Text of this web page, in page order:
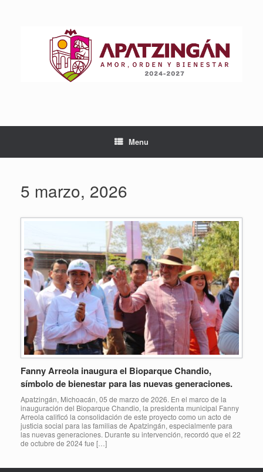
Menu
5 marzo, 2026
Fanny Arreola inaugura el Bioparque Chandio,
símbolo de bienestar para las nuevas generaciones.
Apatzingán, Michoacán, 05 de marzo de 2026. En el marco de la
inauguración del Bioparque Chandio, la presidenta municipal Fanny
Arreola calificó la consolidación de este proyecto como un acto de
justicia social para las familias de Apatzingán, especialmente para
las nuevas generaciones. Durante su intervención, recordó que el 22
de octubre de 2024 fue […]